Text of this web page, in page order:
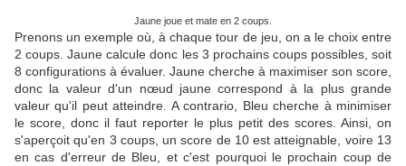
Jaune joue et mate en 2 coups.
Prenons un exemple où, à chaque tour de jeu, on a le choix entre
2 coups. Jaune calcule donc les 3 prochains coups possibles, soit
8 configurations à évaluer. Jaune cherche à maximiser son score,
donc la valeur d'un nœud jaune correspond à la plus grande
valeur qu'il peut atteindre. A contrario, Bleu cherche à minimiser
le score, donc il faut reporter le plus petit des scores. Ainsi, on
s'aperçoit qu'en 3 coups, un score de 10 est atteignable, voire 13
en cas d'erreur de Bleu, et c'est pourquoi le prochain coup de